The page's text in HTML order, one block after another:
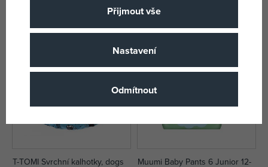
T-TOMI Svrchní kalhotky, dogs
Muumi Baby Pants 6 Junior 12-
Přijmout vše
Nastavení
Odmítnout